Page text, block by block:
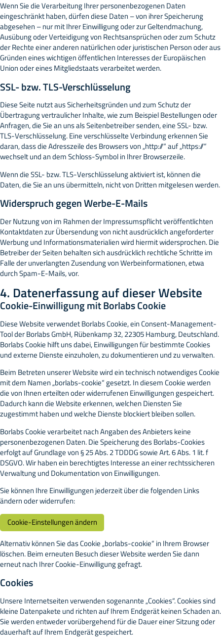
Wenn Sie die Verarbeitung Ihrer personenbezogenen Daten
eingeschränkt haben, dürfen diese Daten – von ihrer Speicherung
abgesehen – nur mit Ihrer Einwilligung oder zur Geltendmachung,
Ausübung oder Verteidigung von Rechtsansprüchen oder zum Schutz
der Rechte einer anderen natürlichen oder juristischen Person oder aus
Gründen eines wichtigen öffentlichen Interesses der Europäischen
Union oder eines Mitgliedstaats verarbeitet werden.
SSL- bzw. TLS-Verschlüsselung
Diese Seite nutzt aus Sicherheitsgründen und zum Schutz der
Übertragung vertraulicher Inhalte, wie zum Beispiel Bestellungen oder
Anfragen, die Sie an uns als Seitenbetreiber senden, eine SSL- bzw.
TLS-Verschlüsselung. Eine verschlüsselte Verbindung erkennen Sie
daran, dass die Adresszeile des Browsers von „http://“ auf „https://“
wechselt und an dem Schloss-Symbol in Ihrer Browserzeile.
Wenn die SSL- bzw. TLS-Verschlüsselung aktiviert ist, können die
Daten, die Sie an uns übermitteln, nicht von Dritten mitgelesen werden.
Widerspruch gegen Werbe-E-Mails
Der Nutzung von im Rahmen der Impressumspflicht veröffentlichten
Kontaktdaten zur Übersendung von nicht ausdrücklich angeforderter
Werbung und Informationsmaterialien wird hiermit widersprochen. Die
Betreiber der Seiten behalten sich ausdrücklich rechtliche Schritte im
Falle der unverlangten Zusendung von Werbeinformationen, etwa
durch Spam-E-Mails, vor.
4. Datenerfassung auf dieser Website
Cookie-Einwilligung mit Borlabs Cookie
Diese Website verwendet Borlabs Cookie, ein Consent-Management-
Tool der Borlabs GmbH, Rübenkamp 32, 22305 Hamburg, Deutschland.
Borlabs Cookie hilft uns dabei, Einwilligungen für bestimmte Cookies
und externe Dienste einzuholen, zu dokumentieren und zu verwalten.
Beim Betreten unserer Website wird ein technisch notwendiges Cookie
mit dem Namen „borlabs-cookie“ gesetzt. In diesem Cookie werden
die von Ihnen erteilten oder widerrufenen Einwilligungen gespeichert.
Dadurch kann die Website erkennen, welchen Diensten Sie
zugestimmt haben und welche Dienste blockiert bleiben sollen.
Borlabs Cookie verarbeitet nach Angaben des Anbieters keine
personenbezogenen Daten. Die Speicherung des Borlabs-Cookies
erfolgt auf Grundlage von § 25 Abs. 2 TDDDG sowie Art. 6 Abs. 1 lit. f
DSGVO. Wir haben ein berechtigtes Interesse an einer rechtssicheren
Verwaltung und Dokumentation von Einwilligungen.
Sie können Ihre Einwilligungen jederzeit über die folgenden Links
ändern oder widerrufen:
Cookie-Einstellungen ändern
Alternativ können Sie das Cookie „borlabs-cookie“ in Ihrem Browser
löschen. Beim erneuten Besuch dieser Website werden Sie dann
erneut nach Ihrer Cookie-Einwilligung gefragt.
Cookies
Unsere Internetseiten verwenden sogenannte „Cookies“. Cookies sind
kleine Datenpakete und richten auf Ihrem Endgerät keinen Schaden an.
Sie werden entweder vorübergehend für die Dauer einer Sitzung oder
dauerhaft auf Ihrem Endgerät gespeichert.